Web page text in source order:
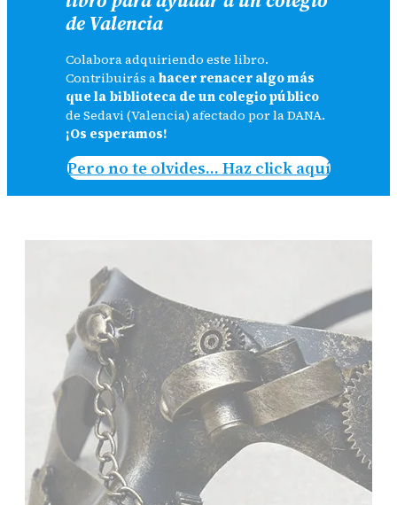
de Valencia
Colabora adquiriendo este libro.
Contribuirás ahacer renacer algo más
que la biblioteca de un colegio público
de Sedavi (Valencia) afectado por la DANA.
¡Os esperamos!
Pero no te olvides… Haz click aquí